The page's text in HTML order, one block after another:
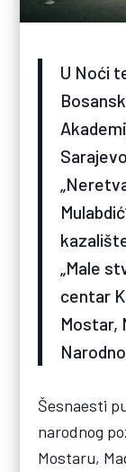
U Noći
„Male
centar
Mostar,
Šesnaesti
narodnog
Mostaru,